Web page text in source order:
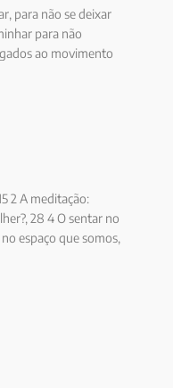
para não se deixar
para não
ao movimento
de meditações
Kailach às dunas
2 A meditação:
28 4 O sentar no
espaço que somos,
II. O passante, 95 1
4 O “eros